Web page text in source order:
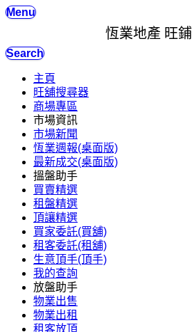
Menu
恆業地產 旺
Search
主頁
旺舖搜尋器
商場專區
市場資訊
市場新聞
恆業週報(桌面版)
最新成交(桌面版)
搵盤助手
買賣精選
租盤精選
頂讓精選
買家委託(買舖)
租客委託(租舖)
生意頂手(頂手)
我的查詢
放盤助手
物業出售
物業出租
租客放頂